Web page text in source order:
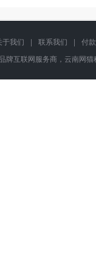
于我们 | 联系我们 |
付
牌互联网服务商，云南网